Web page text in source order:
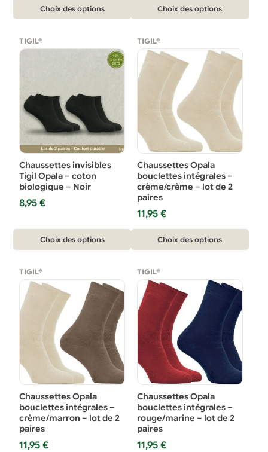
Choix des options
produit
plusieurs
options
peuvent
être
choisies
sur
la
page
du
Choix des options
produit
plusieurs
variations.
options
peuvent
être
choisies
sur
la
page
du
TIGIL®
Chaussettes invisibles
Tigil Opala – coton
biologique – Noir
8,95€
Choix des options
produit
plusieurs
variations.
Les
peuvent
être
choisies
sur
la
page
du
TIGIL®
Chaussettes Opala
bouclettes intégrales –
crème/crème – lot de 2
paires
11,95 €
Choix des options
produit
plusieurs
variations.
Les
options
peuvent
être
choisies
sur
la
page
du
TIGIL®
Chaussettes Opala
bouclettes intégrales –
crème/marron – lot de 2
paires
11,95€
TIGIL®
Chaussettes Opala
bouclettes intégrales –
rouge/marine – lot de 2
paires
11,95 €